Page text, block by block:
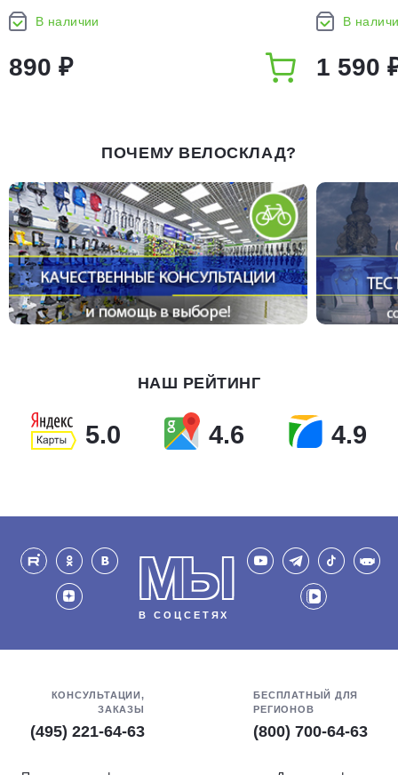
В наличии
890 ₽
BFD-51 28
В
1 590
ПОЧЕМУ ВЕЛОСКЛАД?
НАШ РЕЙТИНГ
5.0 4.6 4.9
МЫ
В СОЦСЕТЯХ
КОНСУЛЬТАЦИИ,
ЗАКАЗЫ
(495) 221-64-63
БЕСПЛАТНЫЙ ДЛЯ
РЕГИОНОВ
(800) 700-64-63